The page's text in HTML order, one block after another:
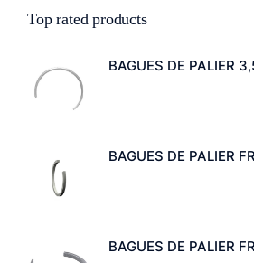
Top rated products
BAGUES DE PALIER
BAGUES DE PALIER
BAGUES DE PALIER